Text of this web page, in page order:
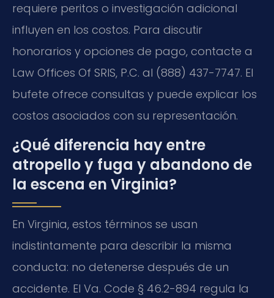
requiere peritos o investigación adicional
influyen en los costos. Para discutir
honorarios y opciones de pago, contacte a
Law Offices Of SRIS, P.C. al (888) 437-7747. El
bufete ofrece consultas y puede explicar los
costos asociados con su representación.
¿Qué diferencia hay entre
atropello y fuga y abandono de
la escena en Virginia?
En Virginia, estos términos se usan
indistintamente para describir la misma
conducta: no detenerse después de un
accidente. El Va. Code § 46.2-894 regula la